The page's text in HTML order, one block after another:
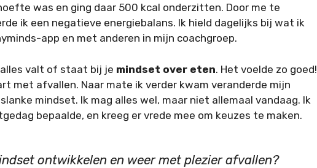
was en ging daar 500 kcal onderzitten. Door me te
ik een negatieve energiebalans. Ik hield dagelijks bij wat ik
app en met anderen in mijn coachgroep.
valt of staat bij je mindset over eten. Het voelde zo goed!
met afvallen. Naar mate ik verder kwam veranderde mijn
mindset. Ik mag alles wel, maar niet allemaal vandaag. Ik
bepaalde, en kreeg er vrede mee om keuzes te maken.
ontwikkelen en weer met plezier afvallen?